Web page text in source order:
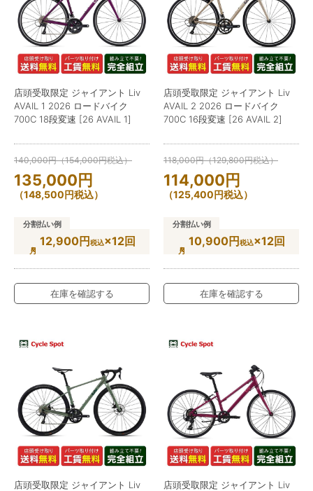
店頭受取限定 ジャイアント Liv
AVAIL 1 2026 ロードバイク
700C 18段変速 [26 AVAIL 1]
140,000円（154,000円税込）
135,000円
（148,500円税込）
分割払い例
12,900円税込×12回
在庫を確認する
店頭受取限定 ジャイアント Liv
AVAIL 2 2026 ロードバイク
700C 16段変速 [26 AVAIL 2]
118,000円（129,800円税込）
114,000円
（125,400円税込）
分割払い例
10,900円税込×12回
在庫を確認する
店頭受取限定 ジャイアント Liv
店頭受取限定 ジャイアント Liv